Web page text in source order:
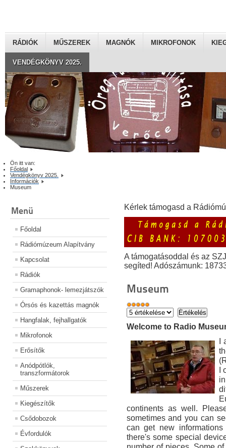
RÁDIÓK MŰSZEREK MAGNÓK MIKROFONOK
VENDÉGKÖNYV 2025.
Ön itt van:
Főoldal
Vendégkönyv 2025.
Információk
Museum
Menü
Főoldal
Rádiómúzeum Alapítvány
Kapcsolat
Rádiók
Gramaphonok- lemezjátszók
Órsós és kazettás magnók
Hangfalak, fejhallgatók
Mikrofonok
Erősítők
Anódpótlók,
transzformátorok
Műszerek
Kiegészítők
Csődobozok
Évfordulók
Kérlek támogasd a
A támogatásoddal és az
segíted! Adószámunk:
Museum
Welcome to Radio
continents as well.
sometimes and you can
can get new
there's some special